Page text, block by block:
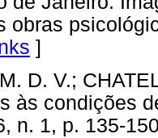
obras
]
D. V.;
às condições
n. 1, p.